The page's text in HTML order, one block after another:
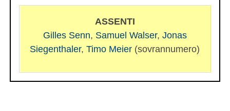
ASSENTI
Gilles Senn, Samuel Walser, Jonas
Siegenthaler,Timo Meier (sovrannumero)